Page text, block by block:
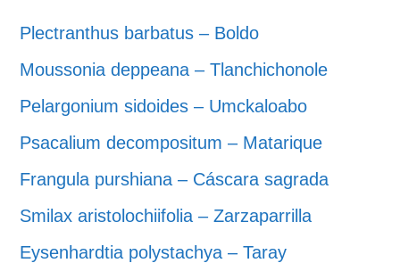
Plectranthus barbatus – Boldo
Moussonia deppeana – Tlanchichonole
Pelargonium sidoides – Umckaloabo
Psacalium decompositum – Matarique
Frangula purshiana – Cáscara sagrada
Smilax aristolochiifolia – Zarzaparrilla
Eysenhardtia polystachya – Taray